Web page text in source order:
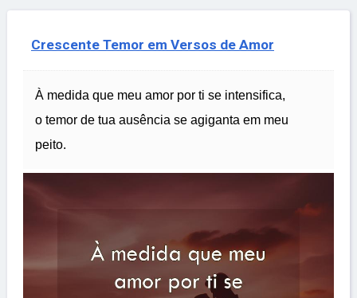
Crescente Temor em Versos de Amor
À medida que meu amor por ti se intensifica,
o temor de tua ausência se agiganta em meu
peito.